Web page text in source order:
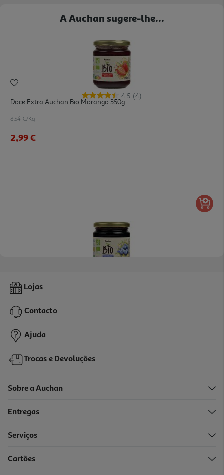
A Auchan sugere-lhe...
4.5 (4)
Doce Extra Auchan Bio Morango 350g
8.54 €/Kg
2,99 €
Doce Extra Auchan Bio Mirtilo 350g
2,99 €
Lojas
Contacto
Ajuda
Trocas e Devoluções
Sobre a Auchan
Entregas
Serviços
Cartões